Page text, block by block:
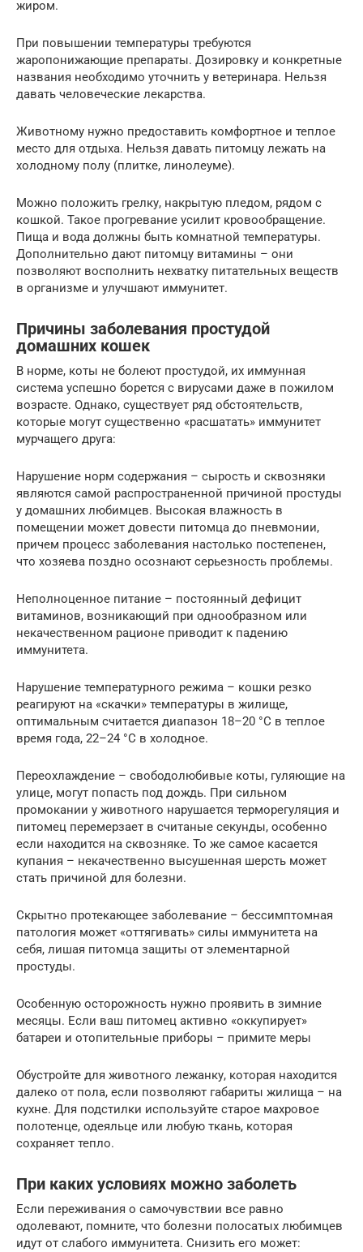
жиром.
При повышении температуры требуются
жаропонижающие препараты. Дозировку и конкретные
названия необходимо уточнить у ветеринара. Нельзя
давать человеческие лекарства.
Животному нужно предоставить комфортное и теплое
место для отдыха. Нельзя давать питомцу лежать на
холодному полу (плитке, линолеуме).
Можно положить грелку, накрытую пледом, рядом с
кошкой. Такое прогревание усилит кровообращение.
Пища и вода должны быть комнатной температуры.
Дополнительно дают питомцу витамины – они
позволяют восполнить нехватку питательных веществ
в организме и улучшают иммунитет.
Причины заболевания простудой
домашних кошек
В норме, коты не болеют простудой, их иммунная
система успешно борется с вирусами даже в пожилом
возрасте. Однако, существует ряд обстоятельств,
которые могут существенно «расшатать» иммунитет
мурчащего друга:
Нарушение норм содержания – сырость и сквозняки
являются самой распространенной причиной простуды
у домашних любимцев. Высокая влажность в
помещении может довести питомца до пневмонии,
причем процесс заболевания настолько постепенен,
что хозяева поздно осознают серьезность проблемы.
Неполноценное питание – постоянный дефицит
витаминов, возникающий при однообразном или
некачественном рационе приводит к падению
иммунитета.
Нарушение температурного режима – кошки резко
реагируют на «скачки» температуры в жилище,
оптимальным считается диапазон 18–20 °С в теплое
время года, 22–24 °С в холодное.
Переохлаждение – свободолюбивые коты, гуляющие на
улице, могут попасть под дождь. При сильном
промокании у животного нарушается терморегуляция и
питомец перемерзает в считаные секунды, особенно
если находится на сквозняке. То же самое касается
купания – некачественно высушенная шерсть может
стать причиной для болезни.
Скрытно протекающее заболевание – бессимптомная
патология может «оттягивать» силы иммунитета на
себя, лишая питомца защиты от элементарной
простуды.
Особенную осторожность нужно проявить в зимние
месяцы. Если ваш питомец активно «оккупирует»
батареи и отопительные приборы – примите меры
Обустройте для животного лежанку, которая находится
далеко от пола, если позволяют габариты жилища – на
кухне. Для подстилки используйте старое махровое
полотенце, одеяльце или любую ткань, которая
сохраняет тепло.
При каких условиях можно заболеть
Если переживания о самочувствии все равно
одолевают, помните, что болезни полосатых любимцев
идут от слабого иммунитета. Снизить его может: